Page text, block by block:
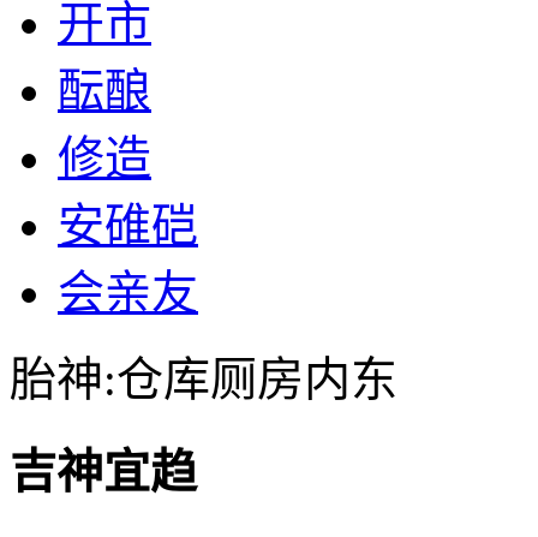
开市
酝酿
修造
安碓硙
会亲友
胎神:仓库厕房内东
吉神宜趋